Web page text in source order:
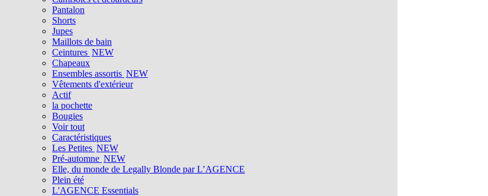
Pantalon
Shorts
Jupes
Maillots de bain
Ceintures NEW
Chapeaux
Ensembles assortis NEW
Vêtements d'extérieur
Actif
la pochette
Bougies
Voir tout
Caractéristiques
Les Petites NEW
Pré-automne NEW
Elle, du monde de Legally Blonde par L’AGENCE
Plein été
L'AGENCE Essentials